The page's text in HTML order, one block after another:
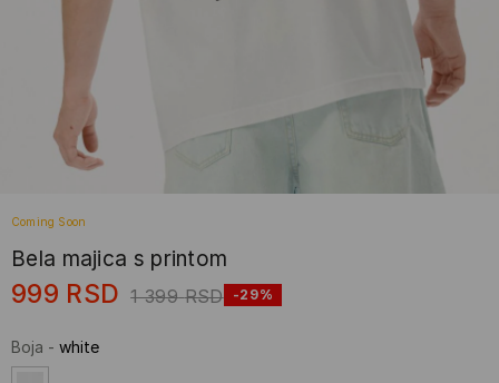
Coming Soon
Bela majica s printom
999 RSD 1 399 RSD -29%
Boja - white